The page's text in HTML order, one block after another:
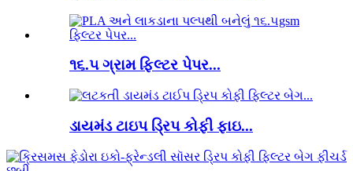
૧૬.૫ ગ્રામ ફિલ્ટર પેપર...
ડાયમંડ ટાઇપ ડ્રિપ કોફી ફાઇ...